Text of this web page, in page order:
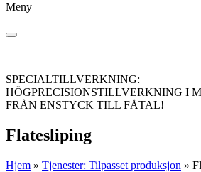
Meny
SPECIALTILLVERKNING:
HÖGPRECISIONSTILLVERKNING I
FRÅN ENSTYCK TILL FÅTAL!
Flatesliping
Hjem » Tjenester: Tilpasset produksjon »